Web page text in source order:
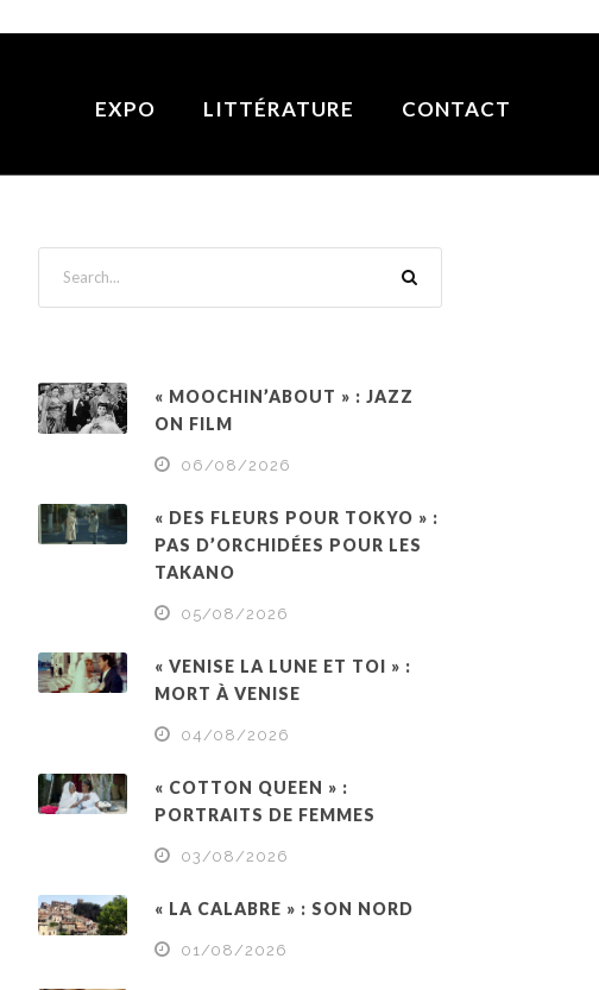
EXPO LITTÉRATURE CONTACT
« MOOCHIN’ABOUT » : JAZZ
ON FILM
06/08/2026
« DES FLEURS POUR TOKYO » :
PAS D’ORCHIDÉES POUR LES
TAKANO
05/08/2026
« VENISE LA LUNE ET TOI » :
MORT À VENISE
04/08/2026
« COTTON QUEEN » :
PORTRAITS DE FEMMES
03/08/2026
« LA CALABRE » : SON NORD
01/08/2026